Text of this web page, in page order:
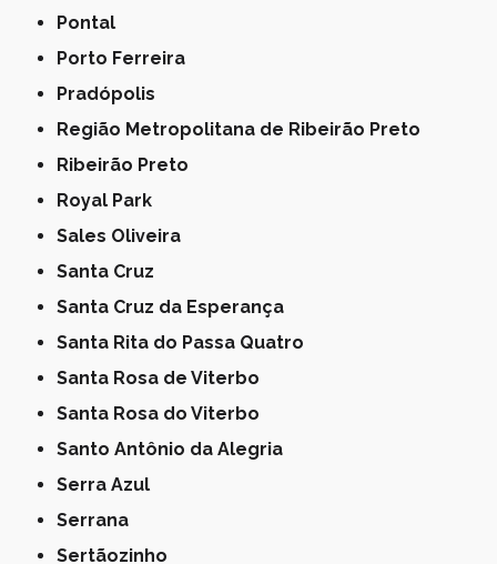
Pontal
Porto Ferreira
Pradópolis
Região Metropolitana de Ribeirão Preto
Ribeirão Preto
Royal Park
Sales Oliveira
Santa Cruz
Santa Cruz da Esperança
Santa Rita do Passa Quatro
Santa Rosa de Viterbo
Santa Rosa do Viterbo
Santo Antônio da Alegria
Serra Azul
Serrana
Sertãozinho